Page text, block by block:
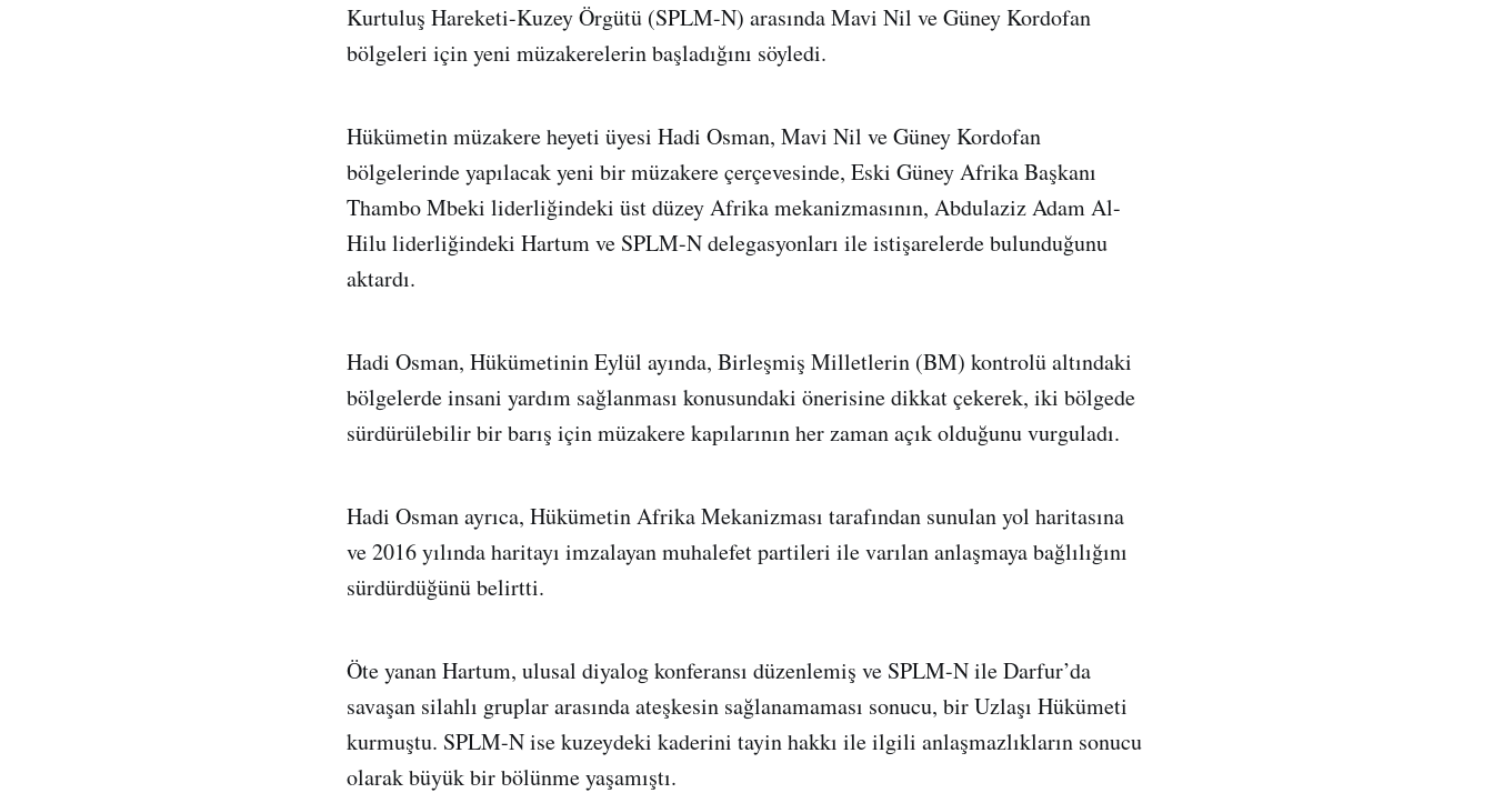
Kurtuluş Hareketi-Kuzey Örgütü (SPLM-N) arasında Mavi Nil ve Güney Kordofan
bölgeleri için yeni müzakerelerin başladığını söyledi.
Hükümetin müzakere heyeti üyesi Hadi Osman, Mavi Nil ve Güney Kordofan
bölgelerinde yapılacak yeni bir müzakere çerçevesinde, Eski Güney Afrika Başkanı
Thambo Mbeki liderliğindeki üst düzey Afrika mekanizmasının, Abdulaziz Adam Al-
Hilu liderliğindeki Hartum ve SPLM-N delegasyonları ile istişarelerde bulunduğunu
aktardı.
Hadi Osman, Hükümetinin Eylül ayında, Birleşmiş Milletlerin (BM) kontrolü altındaki
bölgelerde insani yardım sağlanması konusundaki önerisine dikkat çekerek, iki bölgede
sürdürülebilir bir barış için müzakere kapılarının her zaman açık olduğunu vurguladı.
Hadi Osman ayrıca, Hükümetin Afrika Mekanizması tarafından sunulan yol haritasına
ve 2016 yılında haritayı imzalayan muhalefet partileri ile varılan anlaşmaya bağlılığını
sürdürdüğünü belirtti.
Öte yanan Hartum, ulusal diyalog konferansı düzenlemiş ve SPLM-N ile Darfur’da
savaşan silahlı gruplar arasında ateşkesin sağlanamaması sonucu, bir Uzlaşı Hükümeti
kurmuştu. SPLM-N ise kuzeydeki kaderini tayin hakkı ile ilgili anlaşmazlıkların sonucu
olarak büyük bir bölünme yaşamıştı.